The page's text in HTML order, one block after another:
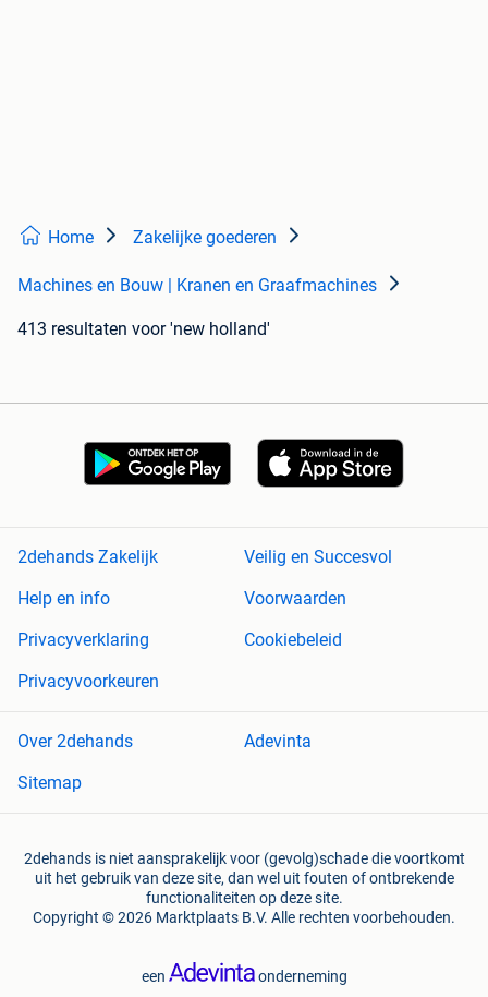
Home Zakelijke goederen
Machines en Bouw | Kranen en Graafmachines
413 resultaten voor 'new holland'
2dehands Zakelijk
Veilig en Succesvol
Help en info
Voorwaarden
Privacyverklaring
Cookiebeleid
Privacyvoorkeuren
Over 2dehands
Adevinta
Sitemap
2dehands is niet aansprakelijk voor (gevolg)schade die voortkomt
uit het gebruik van deze site, dan wel uit fouten of ontbrekende
functionaliteiten op deze site.
Copyright © 2026 Marktplaats B.V. Alle rechten voorbehouden.
een onderneming